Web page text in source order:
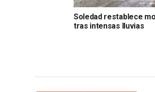
Soledad restablece
tras intensas lluvias